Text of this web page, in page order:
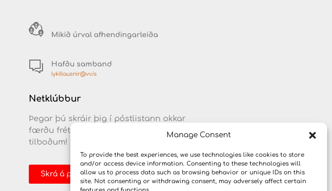
Manage Consent
To provide the best experiences, we use technologies like cookies to store
and/or access device information. Consenting to these technologies will
allow us to process data such as browsing behavior or unique IDs on this
site. Not consenting or withdrawing consent, may adversely affect certain
Mikið úrval afhendingarleiða
Hafðu samband
lykillausnir@vv.is
Netklúbbur
Þegar þú skráir þig í póstlistann okkar
færðu fréttir af nýjum vörum og
tilboðum!
Skrá á póstlista